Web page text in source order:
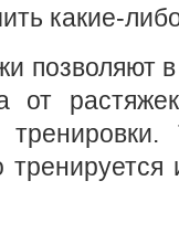
какие-
позволяют
от